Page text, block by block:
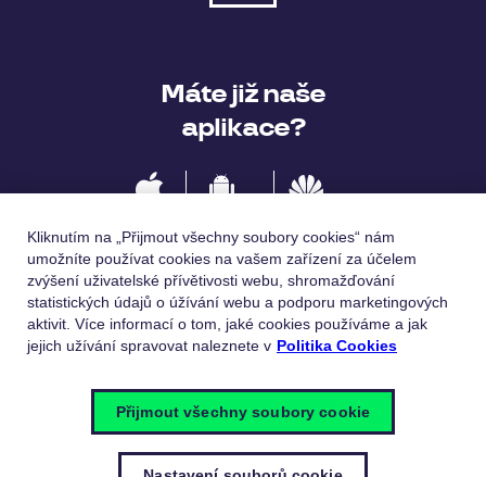
Máte již naše
aplikace?
Jazykové verze
English
Kliknutím na „Přijmout všechny soubory cookies“ nám
umožníte používat cookies na vašem zařízení za účelem
zvýšení uživatelské přívětivosti webu, shromažďování
statistických údajů o úžívání webu a podporu marketingových
aktivit. Více informací o tom, jaké cookies používáme a jak
jejich užívání spravovat naleznete v Politika Cookies
Přijmout všechny soubory cookie